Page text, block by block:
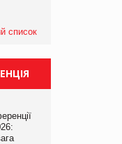
список